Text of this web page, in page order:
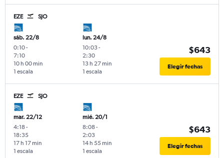
EZE SJO
sáb. 22/8
0:10-
7:10
1 escala
10 h 00 min
lun. 24/8
10:03-
2:30
1 escala
13 h 27 min
$643
Elegir fechas
EZE SJO
mar. 22/12
4:18-
18:35
1 escala
17 h 17 min
mié. 20/1
8:08-
2:03
1 escala
14 h 55 min
$643
Elegir fechas